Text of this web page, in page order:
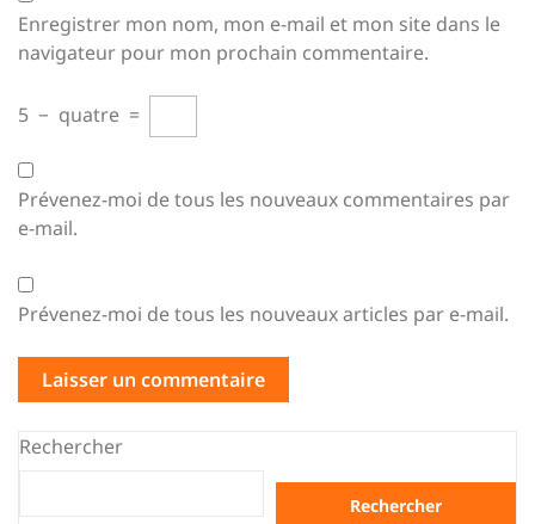
Enregistrer mon nom, mon e-mail et mon site dans le
navigateur pour mon prochain commentaire.
5 − quatre =
Prévenez-moi de tous les nouveaux commentaires par
e-mail.
Prévenez-moi de tous les nouveaux articles par e-mail.
Rechercher
Rechercher